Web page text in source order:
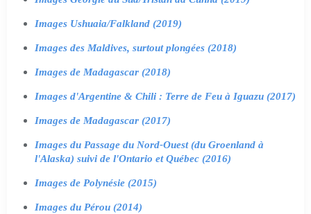
Images Ushuaia/Falkland (2019)
Images des Maldives, surtout plongées (2018)
Images de Madagascar (2018)
Images d'Argentine & Chili : Terre de Feu à Iguazu (2017)
Images de Madagascar (2017)
Images du Passage du Nord-Ouest (du Groenland à
l'Alaska) suivi de l'Ontario et Québec (2016)
Images de Polynésie (2015)
Images du Pérou (2014)